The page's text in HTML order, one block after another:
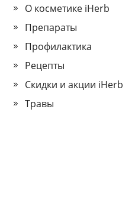
О косметике iHerb
Препараты
Профилактика
Рецепты
Скидки и акции iHerb
Травы